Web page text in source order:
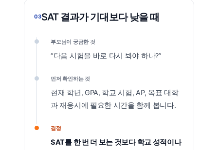
03SAT 결과가 기대보다 낮을 때
부모님이 궁금한 것
“다음 시험을 바로 다시 봐야 하나?”
먼저 확인하는 것
현재 학년, GPA, 학교 시험, AP, 목표 대학
과 재응시에 필요한 시간을 함께 봅니다.
결정
SAT를 한 번 더 보는 것보다 학교 성적이나